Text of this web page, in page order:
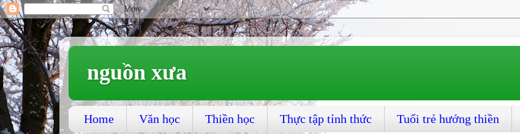
nguồn xưa
Home Văn học Thiền học Thực tập tỉnh thức Tuổi trẻ hướng thiền